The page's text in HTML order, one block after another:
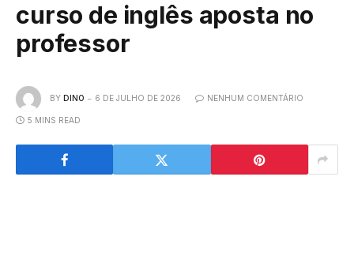
curso de inglês aposta no
professor
BY DINO 6 DE JULHO DE 2026 NENHUM COMENTÁRIO
5 MINS READ